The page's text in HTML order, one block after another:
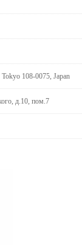
108-0075, Japan
д.10, пом.7